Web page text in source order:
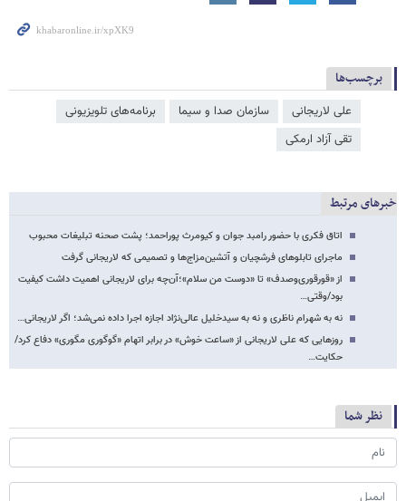
برچسب‌ها
علی لاریجانی سازمان صدا و سیما
برنامه‌های تلویزیونی
تقی آزاد ارمکی
خبرهای مرتبط
اتاق فکری با حضور رامبد جوان و کیومرث پوراحمد؛ پشت صحنه تبلیغات محبوب
ماجرای تابلوهای فرشچیان و آتشین‌مزاج‌ها و تصمیمی که لاریجانی گرفت
از «قورقوری‌وصدف» تا «دوست من سلام»؛آن‌چه برای لاریجانی اهمیت داشت کیفیت
بود/وقتی…
نه به شهرام ناظری و نه به سیدخلیل عالی‌نژاد اجازه اجرا داده نمی‌شد؛ اگر لاریجانی…
روزهایی که علی لاریجانی از «ساعت خوش» در برابر اتهام «گوگوری مگوری» دفاع کرد/
حکایت…
نظر شما